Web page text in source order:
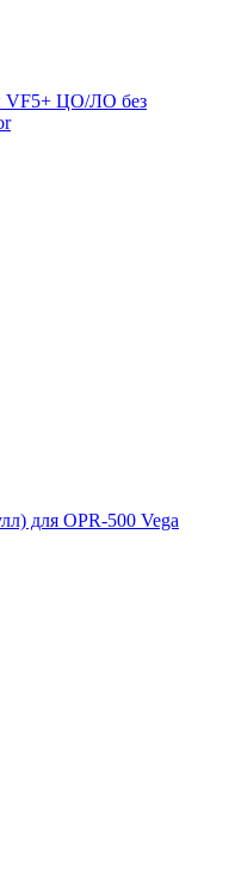
VF5+ ЦО/ЛО без
для OPR-500 Vega